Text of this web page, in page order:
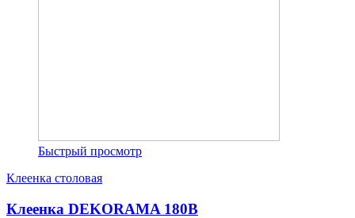
Быстрый просмотр
Клеенка столовая
Клеенка DEKORAMA 180B